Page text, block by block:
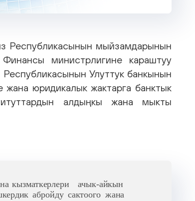
Республикасынын мыйзамдарынын
министрлигине караштуу
Улуттук банкынын
юридикалык жактарга банктык
алдыңкы жана мыкты